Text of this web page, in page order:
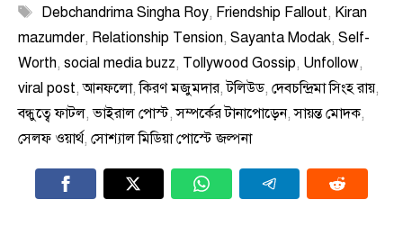
Tags
Debchandrima Singha Roy, Friendship Fallout, Kiran
mazumder, Relationship Tension, Sayanta Modak, Self-
Worth, social media buzz, Tollywood Gossip, Unfollow,
viral post,আনফলো,কিরণ মজুমদার,টলিউড, দেবচন্দ্রিমা সিংহ রায়,
বন্ধুত্বে ফাটল,ভাইরাল পোস্ট,সম্পর্কের টানাপোড়েন,সায়ন্ত মোদক,
সেলফ ওয়ার্থ, সোশ্যাল মিডিয়া পোস্টে জল্পনা